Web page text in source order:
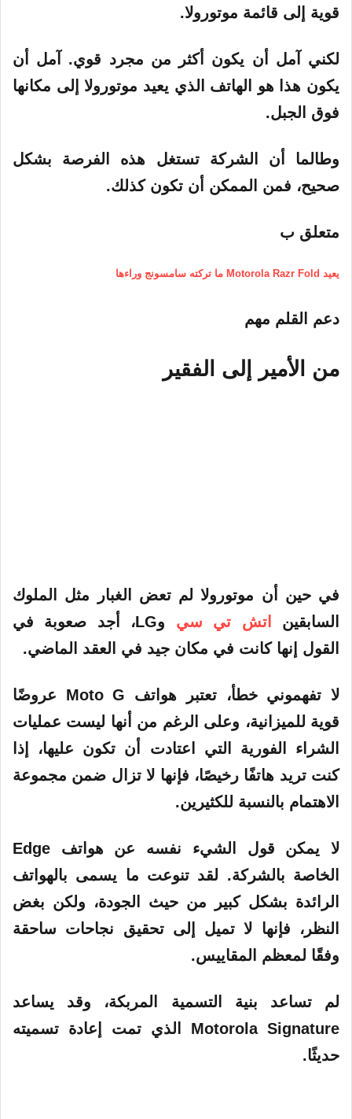
قوية إلى قائمة موتورولا.
لكني آمل أن يكون أكثر من مجرد قوي. آمل أن
يكون هذا هو الهاتف الذي يعيد موتورولا إلى مكانها
فوق الجبل.
وطالما أن الشركة تستغل هذه الفرصة بشكل
صحيح، فمن الممكن أن تكون كذلك.
متعلق ب
يعيد Motorola Razr Fold ما تركته سامسونج وراءها
دعم القلم مهم
من الأمير إلى الفقير
في حين أن موتورولا لم تعض الغبار مثل الملوك
السابقين
اتش تي سي
وLG، أجد صعوبة في
القول إنها كانت في مكان جيد في العقد الماضي.
لا تفهموني خطأ، تعتبر هواتف Moto G عروضًا
قوية للميزانية، وعلى الرغم من أنها ليست عمليات
الشراء الفورية التي اعتادت أن تكون عليها، إذا
كنت تريد هاتفًا رخيصًا، فإنها لا تزال ضمن مجموعة
الاهتمام بالنسبة للكثيرين.
لا يمكن قول الشيء نفسه عن هواتف Edge
الخاصة بالشركة. لقد تنوعت ما يسمى بالهواتف
الرائدة بشكل كبير من حيث الجودة، ولكن بغض
النظر، فإنها لا تميل إلى تحقيق نجاحات ساحقة
وفقًا لمعظم المقاييس.
لم تساعد بنية التسمية المربكة، وقد يساعد
Motorola Signature الذي تمت إعادة تسميته
حديثًا.